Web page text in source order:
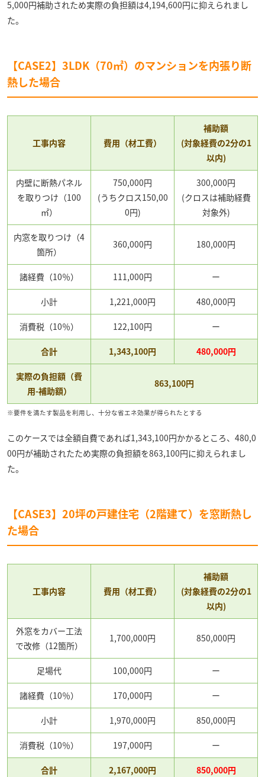
5,000円補助されため実際の負担額は4,194,600円に抑えられまし
た。
【CASE2】3LDK（70㎡）のマンションを内張り断
熱した場合
工事内容 費用（材工費）
補助額
(対象経費の2分の1
以内)
内壁に断熱パネル
を取りつけ（100
㎡）
750,000円
(うちクロス150,00
0円)
300,000円
(クロスは補助経費
対象外)
内窓を取りつけ（4
箇所）
360,000円 180,000円
諸経費（10％） 111,000円 ー
小計 1,221,000円 480,000円
消費税（10％） 122,100円 ー
合計 1,343,100円 480,000円
実際の負担額（費
用-補助額）
863,100円
※要件を満たす製品を利用し、十分な省エネ効果が得られたとする
このケースでは全額自費であれば1,343,100円かかるところ、480,0
00円が補助されたため実際の負担額を863,100円に抑えられまし
た。
【CASE3】20坪の戸建住宅（2階建て）を窓断熱し
た場合
工事内容 費用（材工費）
補助額
(対象経費の2分の1
以内)
外窓をカバー工法
で改修（12箇所）
1,700,000円 850,000円
足場代 100,000円 ー
諸経費（10％） 170,000円 ー
小計 1,970,000円 850,000円
消費税（10％） 197,000円 ー
合計 2,167,000円 850,000円